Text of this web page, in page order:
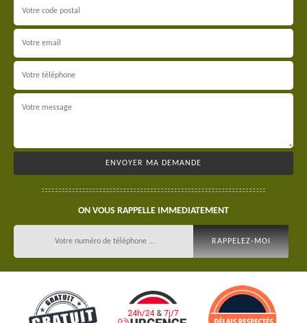
ON VOUS RAPPELLE IMMEDIATEMENT